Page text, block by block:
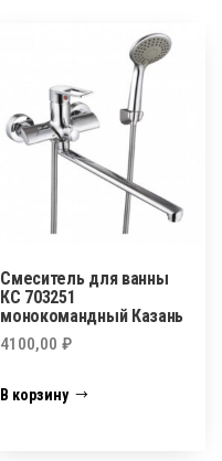
Смеситель для ванны
КС 703251
монокомандный Казань
4100,00₽
В корзину